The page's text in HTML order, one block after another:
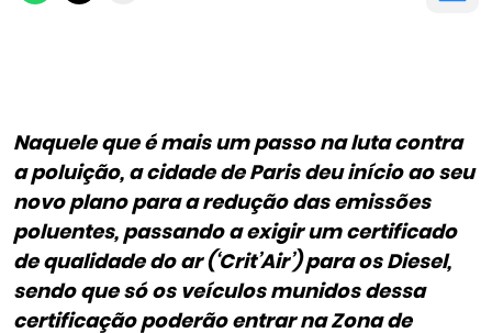
Naquele que é mais um passo na luta contra
a poluição, a cidade de Paris deu início ao seu
novo plano para a redução das emissões
poluentes, passando a exigir um certificado
de qualidade do ar (‘Crit’Air’) para os Diesel,
sendo que só os veículos munidos dessa
certificação poderão entrar na Zona de